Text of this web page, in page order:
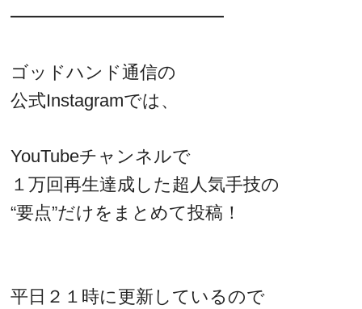
━━━━━━━━━━━━
ゴッドハンド通信の
公式Instagramでは、
YouTubeチャンネルで
１万回再生達成した超人気手技の
“要点”だけをまとめて投稿！
平日２１時に更新しているので